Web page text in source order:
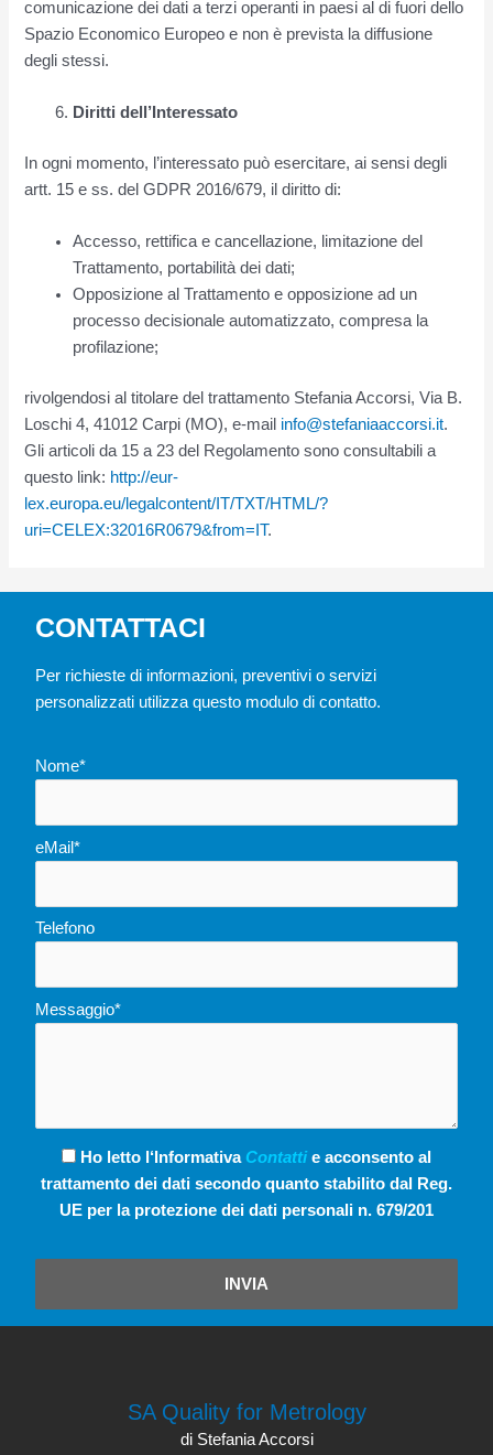
comunicazione dei dati a terzi operanti in paesi al di fuori dello
Spazio Economico Europeo e non è prevista la diffusione
degli stessi.
Diritti dell’Interessato
In ogni momento, l’interessato può esercitare, ai sensi degli
artt. 15 e ss. del GDPR 2016/679, il diritto di:
Accesso, rettifica e cancellazione, limitazione del
Trattamento, portabilità dei dati;
Opposizione al Trattamento e opposizione ad un
processo decisionale automatizzato, compresa la
profilazione;
rivolgendosi al titolare del trattamento Stefania Accorsi, Via B.
Loschi 4, 41012 Carpi (MO), e-mail info@stefaniaaccorsi.it.
Gli articoli da 15 a 23 del Regolamento sono consultabili a
questo link: http://eur-
lex.europa.eu/legalcontent/IT/TXT/HTML/?
uri=CELEX:32016R0679&from=IT.
CONTATTACI
Per richieste di informazioni, preventivi o servizi
personalizzati utilizza questo modulo di contatto.
Nome*
eMail*
Telefono
Messaggio*
Ho letto l‘Informativa Contattie acconsento al
trattamento dei dati secondo quanto stabilito dal Reg.
UE per la protezione dei dati personali n. 679/201
INVIA
SA Quality for Metrology
di Stefania Accorsi